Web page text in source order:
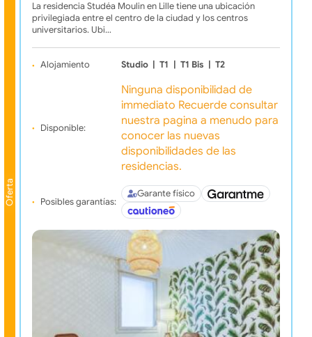
Oferta
La residencia Studéa Moulin en Lille tiene una ubicación
privilegiada entre el centro de la ciudad y los centros
universitarios. Ubi…
Alojamiento Studio T1 T1 Bis T2
Disponible:
Ninguna disponibilidad de
immediato Recuerde consultar
nuestra pagina a menudo para
conocer las nuevas
disponibilidades de las
residencias.
Posibles garantías:
Garante físico